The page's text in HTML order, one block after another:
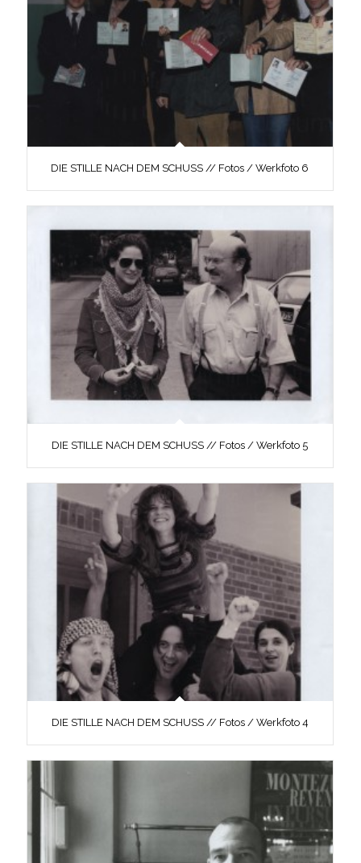
DIE STILLE NACH DEM SCHUSS // Fotos / Werkfoto 6
DIE STILLE NACH DEM SCHUSS // Fotos / Werkfoto 5
DIE STILLE NACH DEM SCHUSS // Fotos / Werkfoto 4